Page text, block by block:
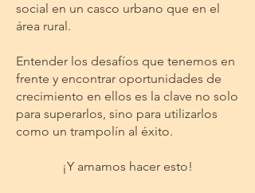
social en un casco urbano que en el
área rural.
Entender los desafíos que tenemos en
frente y encontrar oportunidades de
crecimiento en ellos es la clave no solo
para superarlos, sino para utilizarlos
como un trampolín al éxito.
¡Y amamos hacer esto!